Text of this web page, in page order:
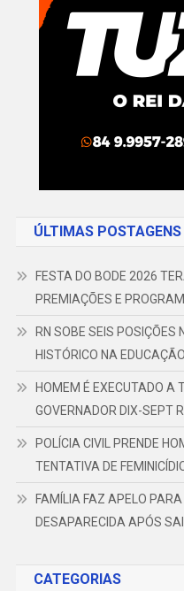
ÚLTIMAS POSTAGENS
FESTA DO BODE 2026
PREMIAÇÕES E
RN SOBE SEIS POSIÇÕES
HISTÓRICO NA EDUCAÇÃO
HOMEM É EXECUTADO A
GOVERNADOR DIX-SEPT
POLÍCIA CIVIL PRENDE
TENTATIVA DE
FAMÍLIA FAZ APELO
DESAPARECIDA APÓS
CATEGORIAS